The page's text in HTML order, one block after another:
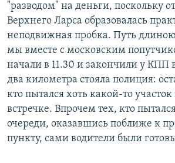
"разводом" на деньги, поскольку
Верхнего Ларса образовалась
неподвижная пробка. Путь
мы вместе с московским
начали в 11.30 и закончили у КПП
два километра стояла полиция:
кто пытался хоть какой-то
встречке. Впрочем тех, кто
очереди, оказавшись поближе к
пункту, сами водители были